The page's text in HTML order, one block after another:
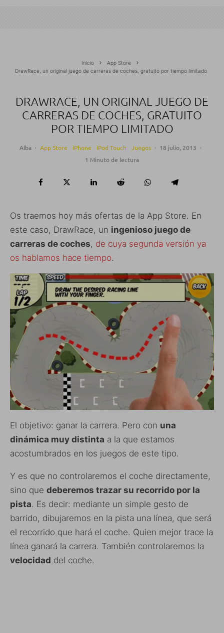
Inicio
App Store
DrawRace, un original juego de carreras de coches, gratuito por tiempo limitado
DRAWRACE, UN ORIGINAL JUEGO DE
CARRERAS DE COCHES, GRATUITO
POR TIEMPO LIMITADO
Alba · App Store iPhone iPod Touch Juegos · 18 julio, 2013 ·
1 Minuto de lectura
Os traemos hoy más ofertas de la App Store. En
este caso, DrawRace, un ingenioso juego de
carreras de coches, de cuya segunda versión ya
os hablamos hace tiempo.
El objetivo: ganar la carrera. Pero con una
dinámica muy distinta a la que estamos
acostumbrados en los juegos de este tipo.
Y es que no controlaremos el coche directamente,
sino que deberemos trazar su recorrido por la
pista. Es decir: mediante un simple gesto de
barrido, dibujaremos en la pista una línea, que será
el recorrido que hará el coche. Quien mejor trace la
línea ganará la carrera. También controlaremos la
velocidad del coche.